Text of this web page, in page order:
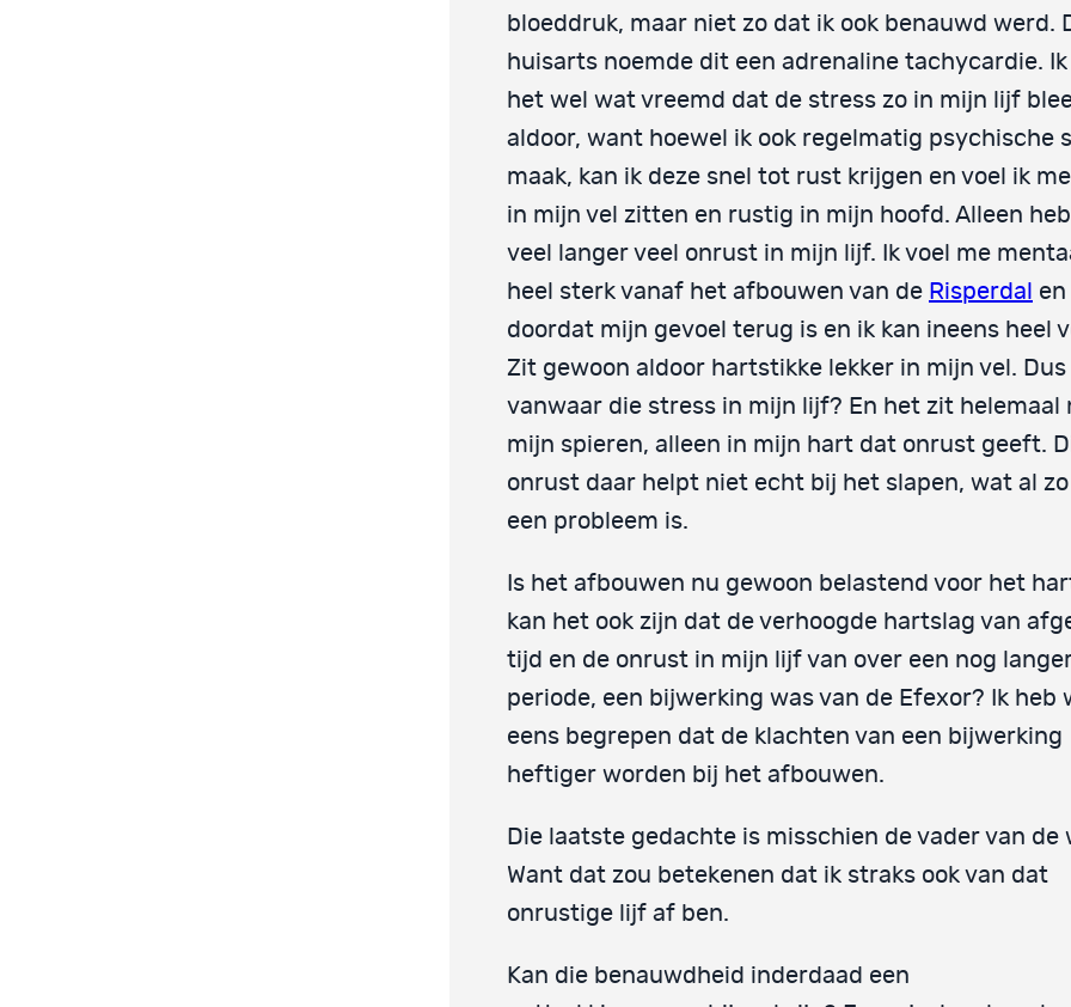
bloeddruk, maar niet zo dat ik ook benauwd werd.
huisarts noemde dit een adrenaline tachycardie. Ik
het wel wat vreemd dat de stress zo in mijn lijf
aldoor, want hoewel ik ook regelmatig psychische
maak, kan ik deze snel tot rust krijgen en voel ik
in mijn vel zitten en rustig in mijn hoofd. Alleen heb
veel langer veel onrust in mijn lijf. Ik voel me
heel sterk vanaf het afbouwen van de Risperdal en
doordat mijn gevoel terug is en ik kan ineens heel
Zit gewoon aldoor hartstikke lekker in mijn vel. Dus
vanwaar die stress in mijn lijf? En het zit helemaal
mijn spieren, alleen in mijn hart dat onrust geeft.
onrust daar helpt niet echt bij het slapen, wat al
een probleem is.
Is het afbouwen nu gewoon belastend voor het
kan het ook zijn dat de verhoogde hartslag van
tijd en de onrust in mijn lijf van over een nog
periode, een bijwerking was van de Efexor? Ik heb
eens begrepen dat de klachten van een bijwerking
heftiger worden bij het afbouwen.
Die laatste gedachte is misschien de vader van de
Want dat zou betekenen dat ik straks ook van dat
onrustige lijf af ben.
Kan die benauwdheid inderdaad een